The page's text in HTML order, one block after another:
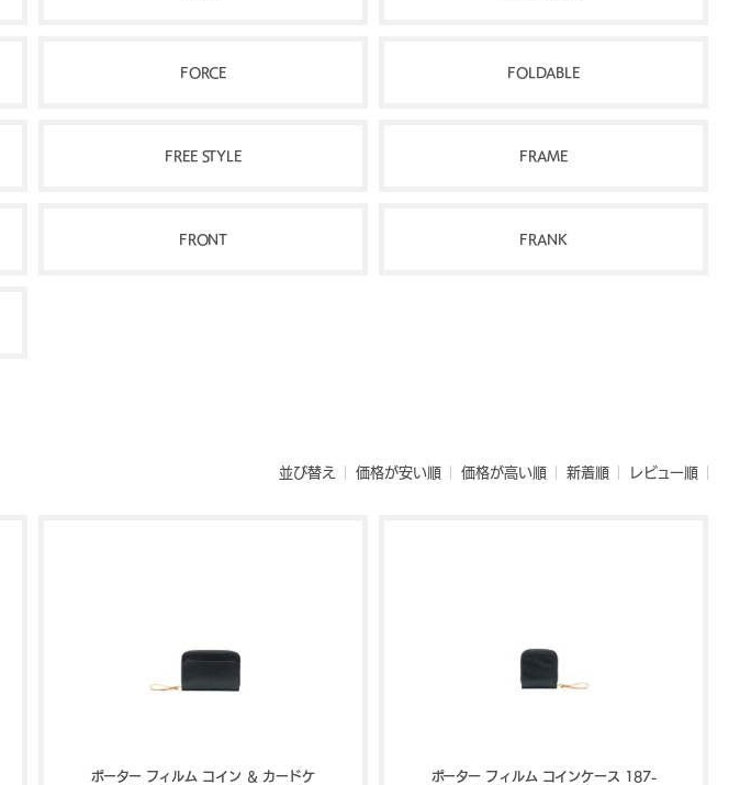
FORCE FOLDABLE
FREE STYLE FRAME
FRONT FRANK
並び替え 価格が安い順 価格が高い順 新着順 レビュー順
ポーター フィルム コイン ＆ カードケ
ポーター フィルム コインケース 187-